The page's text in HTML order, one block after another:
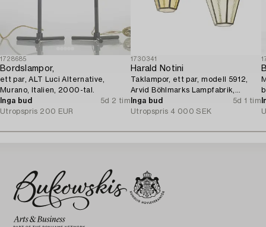
1728685
Bordslampor,
ett par, ALT Luci Alternative,
Murano, Italien, 2000-tal.
Inga bud
5d 2 tim
Utropspris 200 EUR
1730341
Harald Notini
Taklampor, ett par, modell 5912,
Arvid Böhlmarks Lampfabrik,
Stockholm, 1920-tal.
Inga bud
5d 1 tim
Utropspris 4 000 SEK